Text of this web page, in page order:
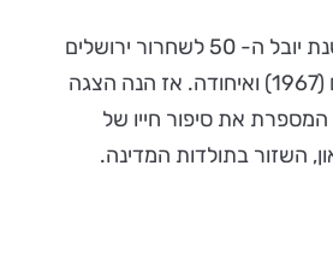
ב- 2017 נחגוג את שנת יובל ה- 50 לשחרור ירושלים
במלחמת ששת הימים (1967) ואיחודה. אז הנה הצגה
המספרת את סיפור חייו של
השזור בתולדות המדינה.